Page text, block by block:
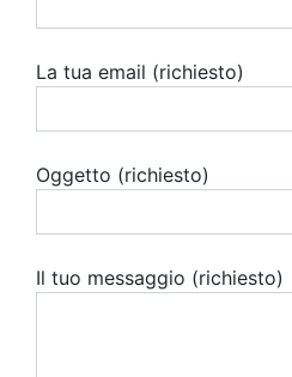
La tua email (richiesto)
Oggetto (richiesto)
Il tuo messaggio (richiesto)